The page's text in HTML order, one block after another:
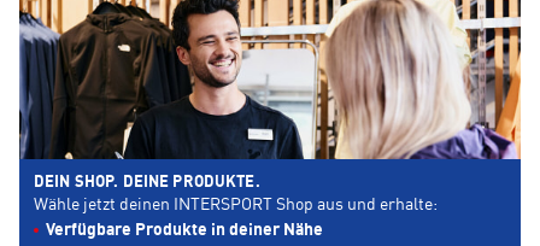
DEIN SHOP. DEINE PRODUKTE.
Wähle jetzt deinen INTERSPORT Shop aus und erhalte:
Verfügbare Produkte in deiner Nähe